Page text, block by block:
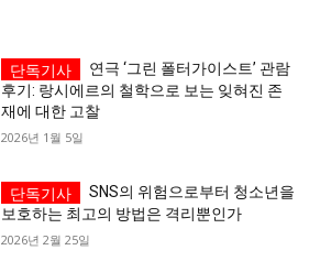
연극 ‘그린 폴터가이스트’ 관람
후기: 랑시에르의 철학으로 보는 잊혀진 존
재에 대한 고찰
2026년 1월 5일
SNS의 위험으로부터 청소년을
보호하는 최고의 방법은 격리뿐인가
2026년 2월 25일